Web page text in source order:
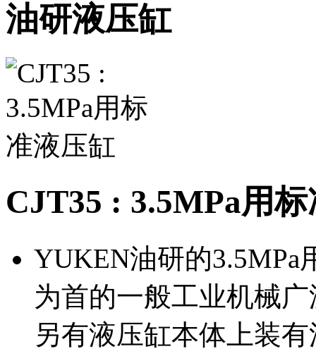
油研液压缸
CJT35 : 3.5MPa用
YUKEN油研的3.5MPa
为首的一般工业机械
另有液压缸本体上装